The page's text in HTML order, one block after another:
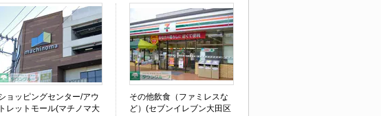
ョッピングセンター/アウ
トレットモール(マチノマ大
その他飲食（ファミレスな
ど）(セブンイレブン大田区